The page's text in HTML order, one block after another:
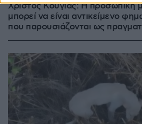
Χρίστος Κούγιας: Η προσωπική
μπορεί να είναι αντικείμενο
που παρουσιάζονται ως